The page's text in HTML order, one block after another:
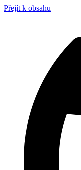
Přejít k obsahu